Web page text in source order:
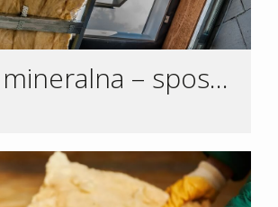
Wełna mineralna – sposoby na ocieplenie poddasza